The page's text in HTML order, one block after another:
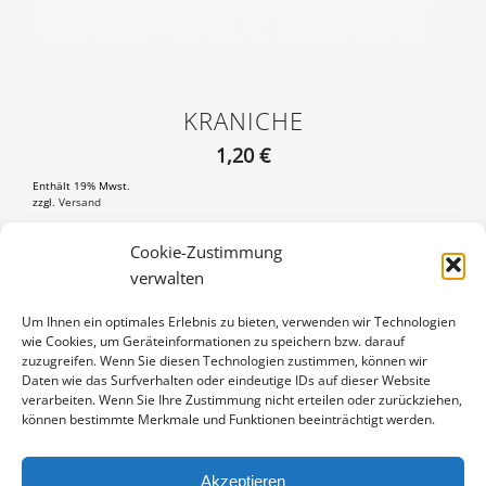
Cookie-Zustimmung
verwalten
Um Ihnen ein optimales Erlebnis zu bieten, verwenden wir Technologien
wie Cookies, um Geräteinformationen zu speichern bzw. darauf
zuzugreifen. Wenn Sie diesen Technologien zustimmen, können wir
Daten wie das Surfverhalten oder eindeutige IDs auf dieser Website
verarbeiten. Wenn Sie Ihre Zustimmung nicht erteilen oder zurückziehen,
können bestimmte Merkmale und Funktionen beeinträchtigt werden.
Akzeptieren
KRANICHE
1,20 €
Enthält 19% Mwst.
zzgl. Versand
IN DEN WARENKORB
Artikelnummer:PK-1010-6445
Kategorie: Kraniche